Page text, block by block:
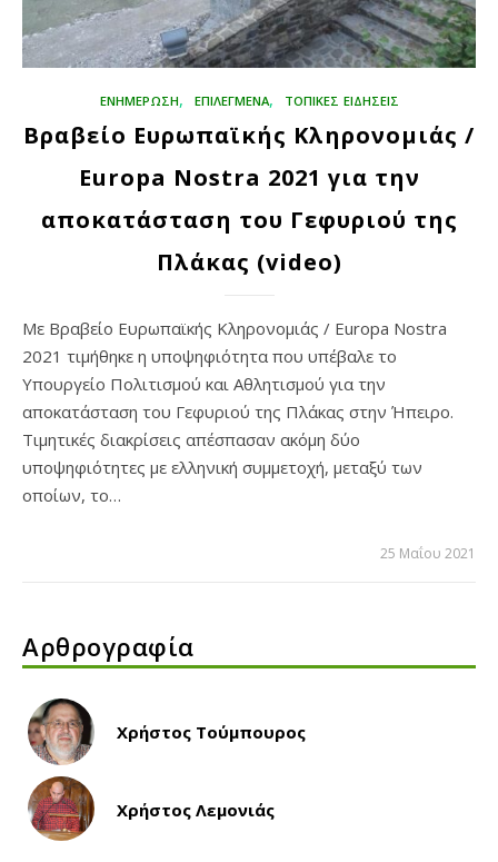
ΕΝΗΜΕΡΩΣΗ, ΕΠΙΛΕΓΜΈΝΑ, ΤΟΠΙΚΕΣ ΕΙΔΗΣΕΙΣ
Βραβείo Ευρωπαϊκής Κληρονομιάς /
Europa Nostra 2021 για την
αποκατάσταση του Γεφυριού της
Πλάκας (video)
Με Βραβείο Ευρωπαϊκής Κληρονομιάς / Europa Nostra
2021 τιμήθηκε η υποψηφιότητα που υπέβαλε το
Υπουργείο Πολιτισμού και Αθλητισμού για την
αποκατάσταση του Γεφυριού της Πλάκας στην Ήπειρο.
Τιμητικές διακρίσεις απέσπασαν ακόμη δύο
υποψηφιότητες με ελληνική συμμετοχή, μεταξύ των
οποίων, το…
25 Μαΐου 2021
Αρθρογραφία
Χρήστος Τούμπουρος
Χρήστος Λεμονιάς